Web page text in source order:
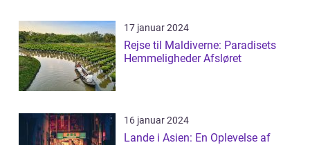
17 januar 2024
Rejse til Maldiverne: Paradisets
Hemmeligheder Afsløret
16 januar 2024
Lande i Asien: En Oplevelse af